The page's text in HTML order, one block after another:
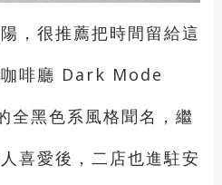
，很推薦把時間留給這
咖啡廳 Dark Mode
全黑色系風格聞名，繼
喜愛後，二店也進駐安